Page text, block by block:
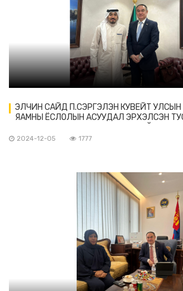
ЭЛЧИН САЙД П.СЭРГЭЛЭН КУВЕЙТ
ЯАМНЫ ЁСЛОЛЫН АСУУДАЛ ЭРХЭЛСЭН
2024-12-05 1777